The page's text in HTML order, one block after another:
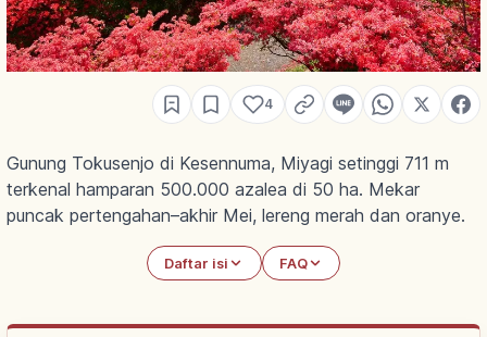
4
Gunung Tokusenjo di Kesennuma, Miyagi setinggi 711 m
terkenal hamparan 500.000 azalea di 50 ha. Mekar
puncak pertengahan–akhir Mei, lereng merah dan oranye.
Daftar isi FAQ